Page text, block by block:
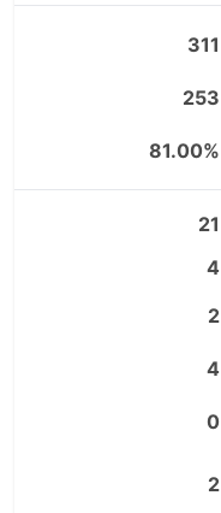
311
253
81.00%
21
4
2
4
0
2